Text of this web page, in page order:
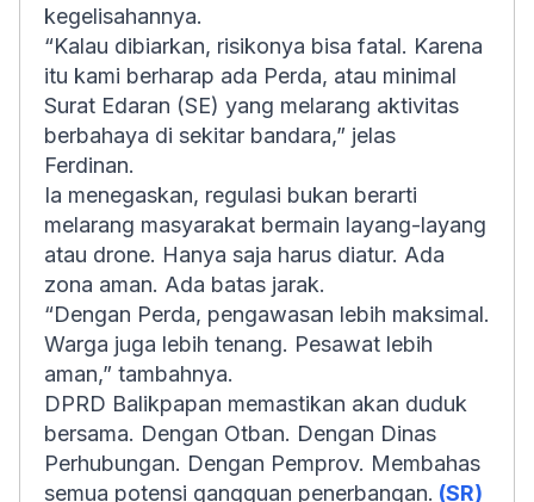
kegelisahannya.
“Kalau dibiarkan, risikonya bisa fatal. Karena
itu kami berharap ada Perda, atau minimal
Surat Edaran (SE) yang melarang aktivitas
berbahaya di sekitar bandara,” jelas
Ferdinan.
Ia menegaskan, regulasi bukan berarti
melarang masyarakat bermain layang-layang
atau drone. Hanya saja harus diatur. Ada
zona aman. Ada batas jarak.
“Dengan Perda, pengawasan lebih maksimal.
Warga juga lebih tenang. Pesawat lebih
aman,” tambahnya.
DPRD Balikpapan memastikan akan duduk
bersama. Dengan Otban. Dengan Dinas
Perhubungan. Dengan Pemprov. Membahas
semua potensi gangguan penerbangan. (SR)